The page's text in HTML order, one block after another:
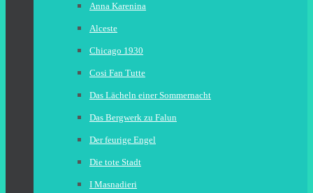
Anna Karenina
Alceste
Chicago 1930
Cosi Fan Tutte
Das Lächeln einer Sommernacht
Das Bergwerk zu Falun
Der feurige Engel
Die tote Stadt
I Masnadieri